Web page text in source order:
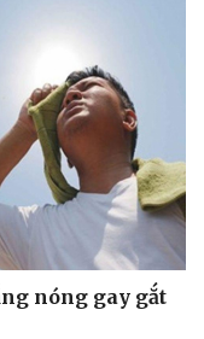
nóng gay gắt